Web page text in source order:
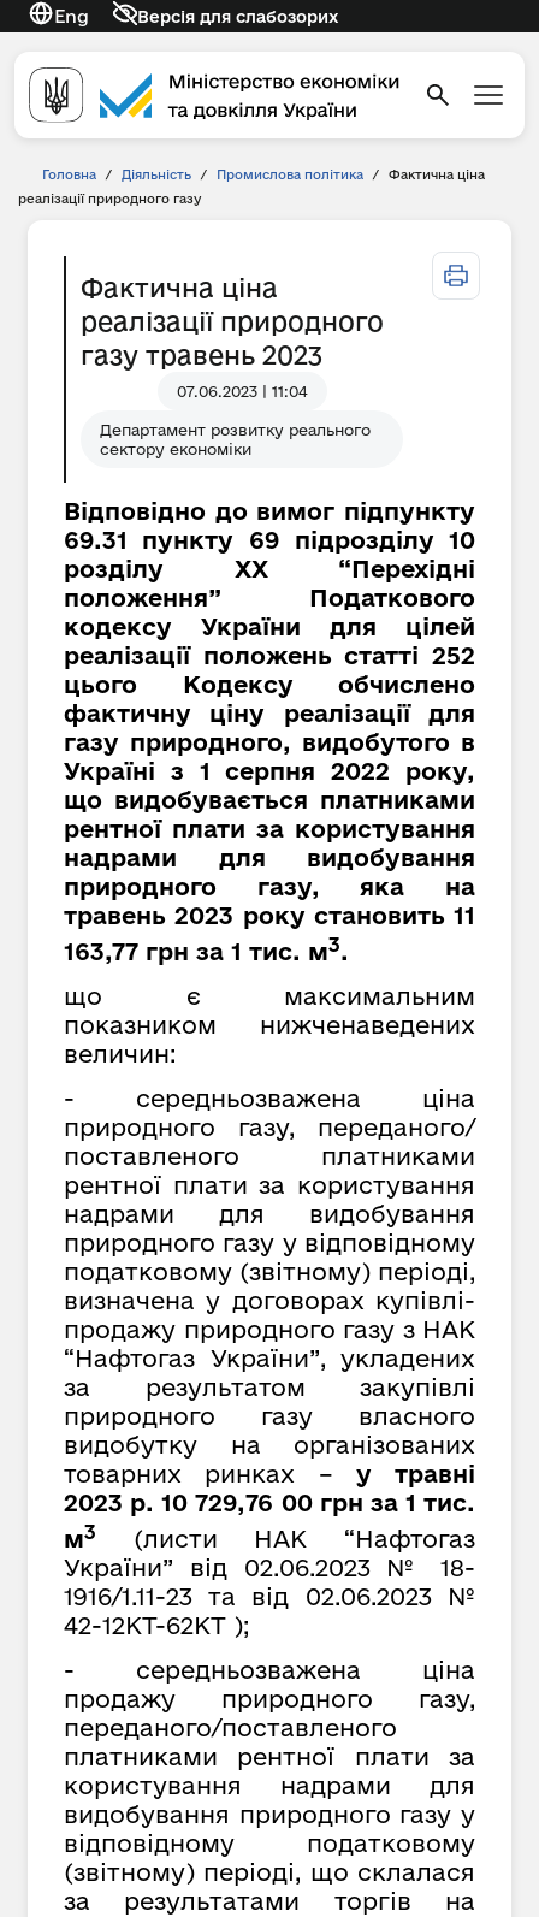
Eng Версія для слабозорих
Головна / Діяльність / Промислова політика /
Фактична ціна
реалізації природного газу
Фактична ціна
реалізації природного
газу травень 2023
07.06.2023 | 11:04
Департамент розвитку реального
сектору економіки
Відповідно до вимог підпункту
69.31 пункту 69 підрозділу 10
розділу XX “Перехідні
положення” Податкового
кодексу України для цілей
реалізації положень статті 252
цього Кодексу обчислено
фактичну ціну реалізації для
газу природного, видобутого в
Україні з 1 серпня 2022 року,
що видобувається платниками
рентної плати за користування
надрами для видобування
природного газу, яка на
травень 2023 року становить 11
163,77 грн за 1 тис. м3.
що є максимальним
показником нижченаведених
величин:
- середньозважена ціна
природного газу, переданого/
поставленого платниками
рентної плати за користування
надрами для видобування
природного газу у відповідному
податковому (звітному) періоді,
визначена у договорах купівлі-
продажу природного газу з НАК
“Нафтогаз України”, укладених
за результатом закупівлі
природного газу власного
видобутку на організованих
товарних ринках – у
травні
2023 р. 10 729,76 00 грн за 1 тис.
м3
(листи НАК “Нафтогаз
України” від
02.06.2023 № 18-
1916/1.11-23 та від 02.06.2023 №
42-12КТ-62КТ );
- середньозважена ціна
продажу природного газу,
переданого/поставленого
платниками рентної плати за
користування надрами для
видобування природного газу у
відповідному податковому
(звітному) періоді, що склалася
за результатами торгів на